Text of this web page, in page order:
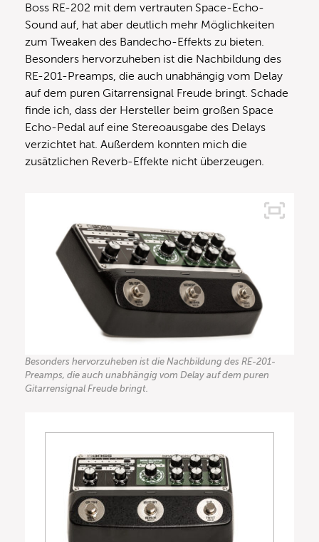
Boss RE-202 mit dem vertrauten Space-Echo-
Sound auf, hat aber deutlich mehr Möglichkeiten
zum Tweaken des Bandecho-Effekts zu bieten.
Besonders hervorzuheben ist die Nachbildung des
RE-201-Preamps, die auch unabhängig vom Delay
auf dem puren Gitarrensignal Freude bringt. Schade
finde ich, dass der Hersteller beim großen Space
Echo-Pedal auf eine Stereoausgabe des Delays
verzichtet hat. Außerdem konnten mich die
zusätzlichen Reverb-Effekte nicht überzeugen.
Besonders hervorzuheben ist die Nachbildung des RE-201-
Preamps, die auch unabhängig vom Delay auf dem puren
Gitarrensignal Freude bringt.